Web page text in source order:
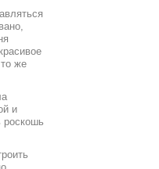
же
и
роскошь